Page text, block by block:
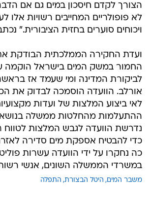
הצורך לקדם חיסכון במים גם אם
לא פופולריים המחייבים רשויות אלו
ויכוחים סוערים בחזית הציבורית."
ועדת החקירה הממלכתית הבודקת
החמור במשק המים בישראל הוקמה
לביקורת המדינה ומי שעמד אז
אורלב. הוועדה הוסמכה לבדוק את
לאי ביצוע המלצות של ועדות
ההתעלמות מהחלטות ממשלה בנושא.
נדרשת הוועדה לגבש המלצות לטווח
כדי להבטיח אספקת מים סדירה
כה נחקרו על ידי הוועדה עשרות
במשרדי הממשלה השונים, אנשי
משבר המים היטל הבצורת התפלה